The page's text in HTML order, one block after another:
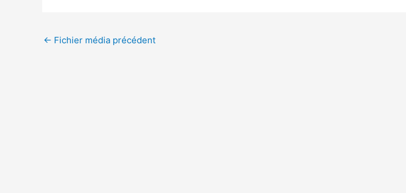
← Fichier média précédent